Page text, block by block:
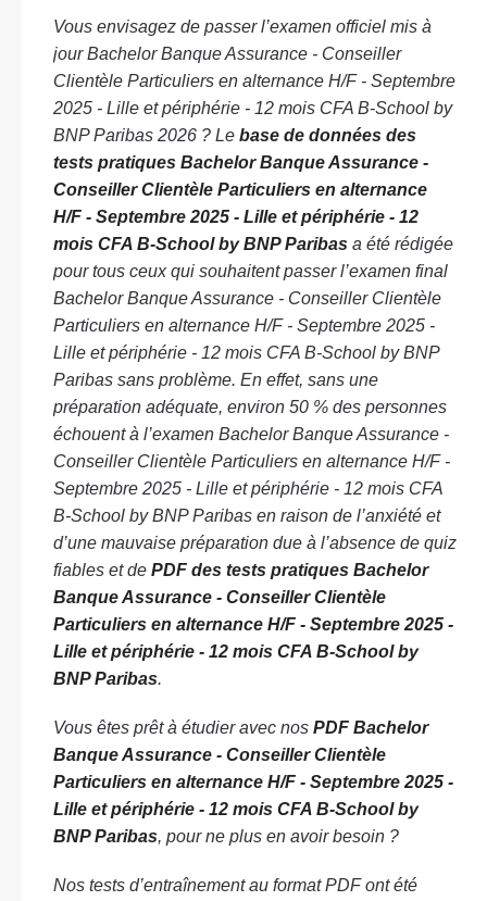
Vous envisagez de passer l’examen officiel mis à
jour Bachelor Banque Assurance - Conseiller
Clientèle Particuliers en alternance H/F - Septembre
2025 - Lille et périphérie - 12 mois CFA B-School by
BNP Paribas 2026 ? Le base de données des
tests pratiques Bachelor Banque Assurance -
Conseiller Clientèle Particuliers en alternance
H/F - Septembre 2025 - Lille et périphérie - 12
mois CFA B-School by BNP Paribas a été rédigée
pour tous ceux qui souhaitent passer l’examen final
Bachelor Banque Assurance - Conseiller Clientèle
Particuliers en alternance H/F - Septembre 2025 -
Lille et périphérie - 12 mois CFA B-School by BNP
Paribas sans problème. En effet, sans une
préparation adéquate, environ 50 % des personnes
échouent à l’examen Bachelor Banque Assurance -
Conseiller Clientèle Particuliers en alternance H/F -
Septembre 2025 - Lille et périphérie - 12 mois CFA
B-School by BNP Paribas en raison de l’anxiété et
d’une mauvaise préparation due à l’absence de quiz
fiables et de PDF des tests pratiques Bachelor
Banque Assurance - Conseiller Clientèle
Particuliers en alternance H/F - Septembre 2025 -
Lille et périphérie - 12 mois CFA B-School by
BNP Paribas.
Vous êtes prêt à étudier avec nos PDF Bachelor
Banque Assurance - Conseiller Clientèle
Particuliers en alternance H/F - Septembre 2025 -
Lille et périphérie - 12 mois CFA B-School by
BNP Paribas, pour ne plus en avoir besoin ?
Nos tests d’entraînement au format PDF ont été